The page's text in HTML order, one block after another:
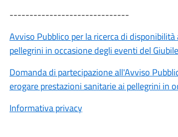
------------------------------
Avviso Pubblico per la ricerca di
pellegrini in occasione degli eventi del
Domanda di partecipazione all'Avviso
erogare prestazioni sanitarie ai pellegrini in
Informativa privacy